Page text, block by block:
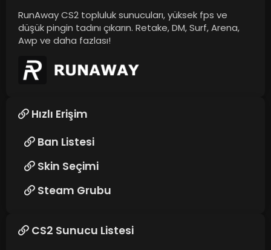
RunAway CS2 topluluk sunucuları, yüksek fps ve
düşük pingin tadını çıkarın. Retake, DM, Surf, Arena,
Awp ve daha fazlası!
Hızlı Erişim
Ban Listesi
Skin Seçimi
Steam Grubu
CS2 Sunucu Listesi